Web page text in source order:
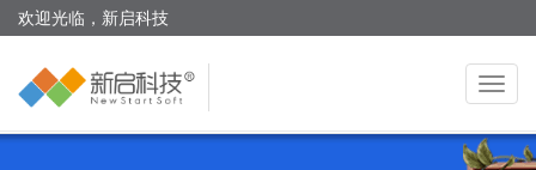
欢迎光临，新启科技
切
换
导
航